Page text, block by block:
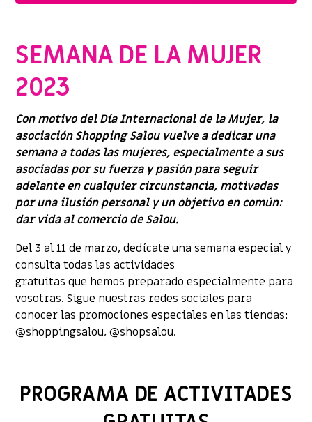
SEMANA DE LA MUJER
2023
Con motivo del Día Internacional de la Mujer, la
asociación Shopping Salou vuelve a dedicar una
semana a todas las mujeres, especialmente a sus
asociadas por su fuerza y ​​pasión para seguir
adelante en cualquier circunstancia, motivadas
por una ilusión personal y un objetivo en común:
dar vida al comercio de Salou.
Del 3 al 11 de marzo, dedícate una semana especial y
consulta todas las actividades
gratuitas que hemos preparado especialmente para
vosotras. Sigue nuestras redes sociales para
conocer las promociones especiales en las tiendas:
@shoppingsalou, @shopsalou.
PROGRAMA DE ACTIVITADES